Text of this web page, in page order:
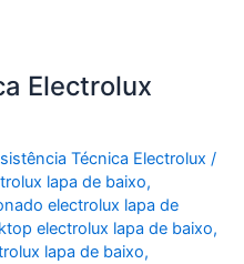
Electrolux
Técnica Electrolux/
lapa de baixo,
electrolux lapa de
electrolux lapa de baixo,
lapa de baixo,